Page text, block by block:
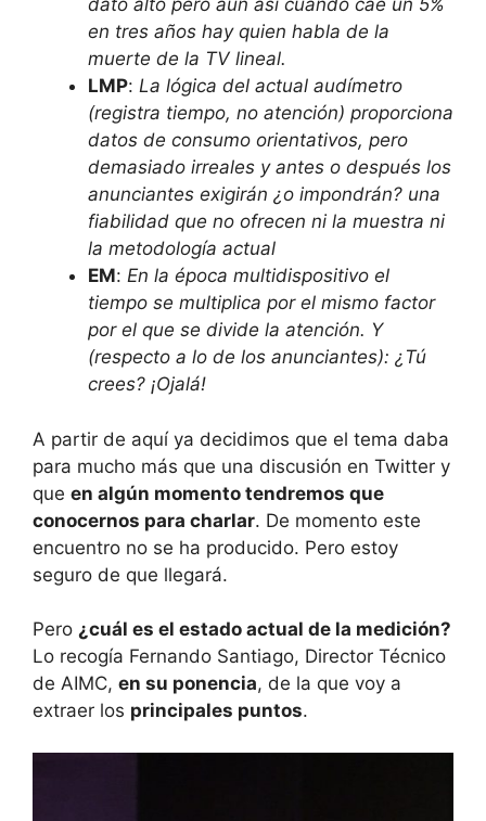
dato alto pero aun así cuando cae un 5%
en tres años hay quien habla de la
muerte de la TV lineal.
LMP: La lógica del actual audímetro
(registra tiempo, no atención) proporciona
datos de consumo orientativos, pero
demasiado irreales y antes o después los
anunciantes exigirán ¿o impondrán? una
fiabilidad que no ofrecen ni la muestra ni
la metodología actual
EM: En la época multidispositivo el
tiempo se multiplica por el mismo factor
por el que se divide la atención. Y
(respecto a lo de los anunciantes): ¿Tú
crees? ¡Ojalá!
A partir de aquí ya decidimos que el tema daba
para mucho más que una discusión en Twitter y
que en algún momento tendremos que
conocernos para charlar. De momento este
encuentro no se ha producido. Pero estoy
seguro de que llegará.
Pero ¿cuál es el estado actual de la medición?
Lo recogía Fernando Santiago, Director Técnico
de AIMC, en su ponencia, de la que voy a
extraer los principales puntos.